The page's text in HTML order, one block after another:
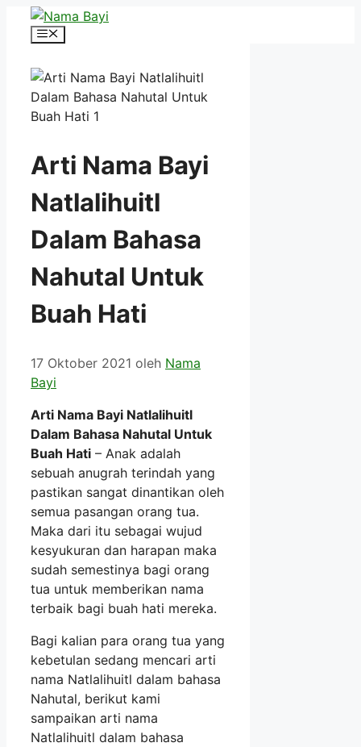
Langsung
Menu
Arti Nama Bayi
Natlalihuitl
Dalam Bahasa
Nahutal Untuk
Buah Hati
17 Oktober 2021 oleh Nama
Bayi
Arti Nama Bayi Natlalihuitl
Dalam Bahasa Nahutal Untuk
Buah Hati – Anak adalah
sebuah anugrah terindah yang
pastikan sangat dinantikan oleh
semua pasangan orang tua.
Maka dari itu sebagai wujud
kesyukuran dan harapan maka
sudah semestinya bagi orang
tua untuk memberikan nama
terbaik bagi buah hati mereka.
Bagi kalian para orang tua yang
kebetulan sedang mencari arti
nama Natlalihuitl dalam bahasa
Nahutal, berikut kami
sampaikan arti nama
Natlalihuitl dalam bahasa